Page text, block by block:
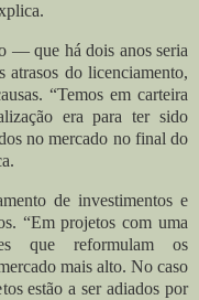
— que há dois anos seria
do licenciamento,
“Temos em carteira
era para ter sido
no mercado no final do
de investimentos e
“Em projetos com uma
que reformulam os
mais alto. No caso
estão a ser adiados por